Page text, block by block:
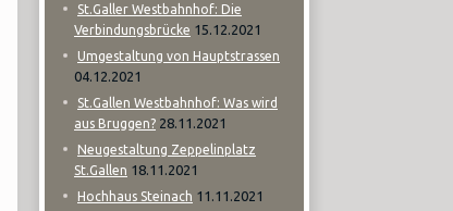
St.Galler Westbahnhof: Die
Verbindungsbrücke 15.12.2021
Umgestaltung von Hauptstrassen
04.12.2021
St.Gallen Westbahnhof: Was wird
aus Bruggen? 28.11.2021
Neugestaltung Zeppelinplatz
St.Gallen 18.11.2021
Hochhaus Steinach 11.11.2021